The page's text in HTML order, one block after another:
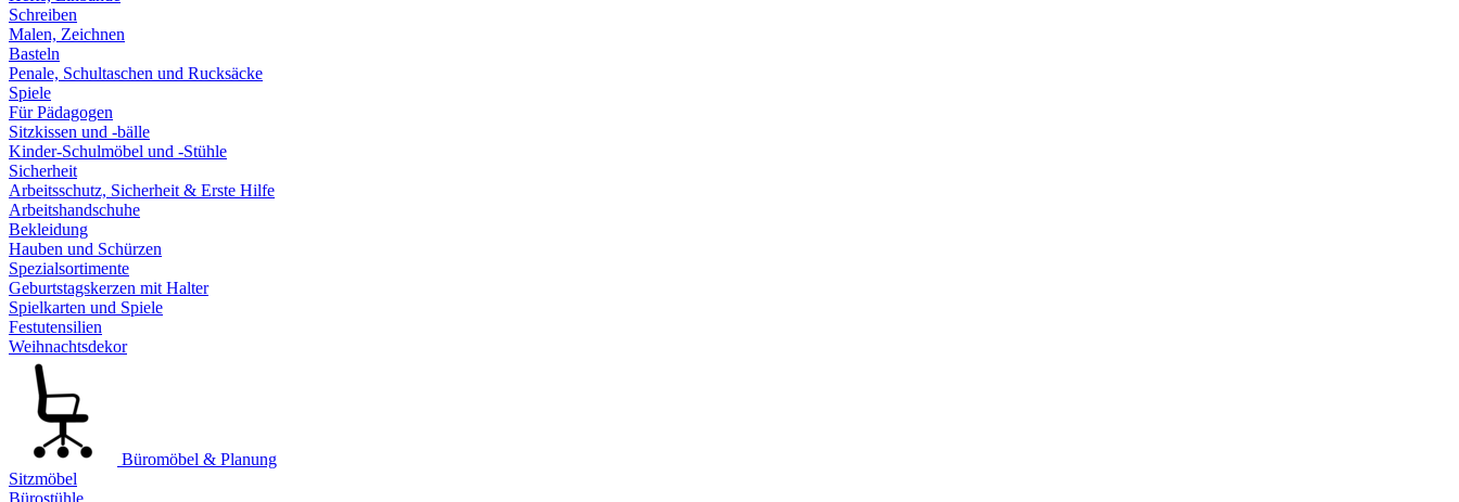
Schreiben
Malen, Zeichnen
Basteln
Penale, Schultaschen und Rucksäcke
Spiele
Für Pädagogen
Sitzkissen und -bälle
Kinder-Schulmöbel und -Stühle
Sicherheit
Arbeitsschutz, Sicherheit & Erste Hilfe
Arbeitshandschuhe
Bekleidung
Hauben und Schürzen
Spezialsortimente
Geburtstagskerzen mit Halter
Spielkarten und Spiele
Festutensilien
Weihnachtsdekor
Büromöbel & Planung
Sitzmöbel